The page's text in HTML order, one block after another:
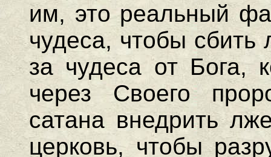
им, это реальный
чудеса, чтобы
за чудеса от Бога,
через Своего
сатана внедрить
церковь, чтобы